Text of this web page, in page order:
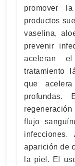
promover
productos
vaselina,
prevenir
aceleran
tratamiento
que
profundas.
flujo
aparición de
la piel. El